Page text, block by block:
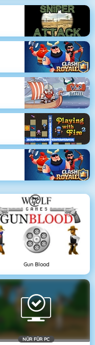
Gun Blood
NÜR FÜR PC